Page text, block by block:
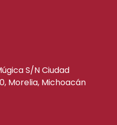
S/N Ciudad
Morelia, Michoacán